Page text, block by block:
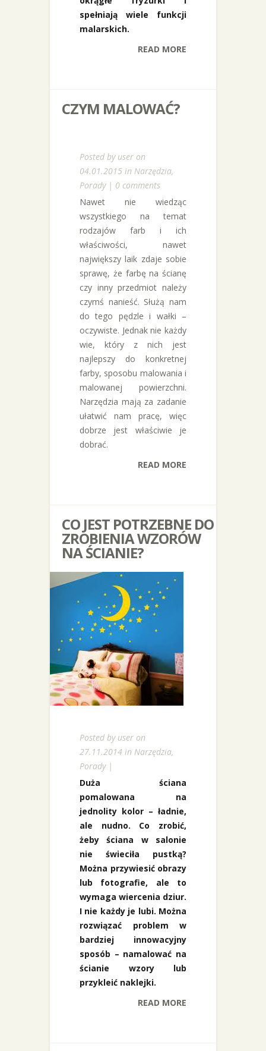
spełniają wiele funkcji
malarskich.
READ MORE
CZYM MALOWAĆ?
Posted by user on
04.01.2015 in Narzędzia,
Porady| 0 comments
Nawet nie wiedząc
wszystkiego na temat
rodzajów farb i ich
właściwości, nawet
największy laik zdaje sobie
sprawę, że farbę na ścianę
czy inny przedmiot należy
czymś nanieść. Służą nam
do tego pędzle i wałki –
oczywiste. Jednak nie każdy
wie, który z nich jest
najlepszy do konkretnej
farby, sposobu malowania i
malowanej powierzchni.
Narzędzia mają za zadanie
ułatwić nam pracę, więc
dobrze jest właściwie je
dobrać.
READ MORE
CO JEST POTRZEBNE DO
ZROBIENIA WZORÓW
NA ŚCIANIE?
Posted by user on
27.11.2014 in Narzędzia,
Porady|
Duża ściana
pomalowana na
jednolity kolor – ładnie,
ale nudno. Co zrobić,
żeby ściana w salonie
nie świeciła pustką?
Można przywiesić obrazy
lub fotografie, ale to
wymaga wiercenia dziur.
I nie każdy je lubi. Można
rozwiązać problem w
bardziej innowacyjny
sposób – namalować na
ścianie wzory lub
przykleić naklejki.
READ MORE